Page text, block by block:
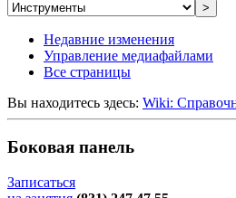
>
Недавние изменения
Управление медиафайлами
Все страницы
Вы находитесь здесь: Wiki:
Боковая панель
Записаться